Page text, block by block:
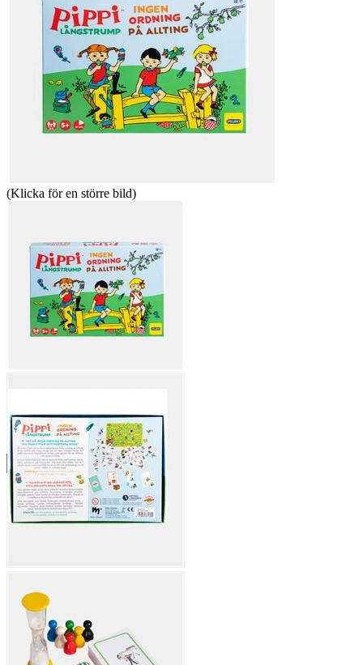
(Klicka för en större bild)